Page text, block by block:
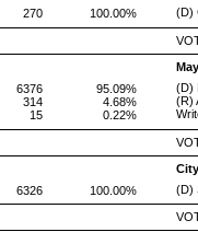
270 100.00% (D)
6376 95.09%
(D)
314 4.68%
(R)
15 0.22%
6326 100.00% (D)